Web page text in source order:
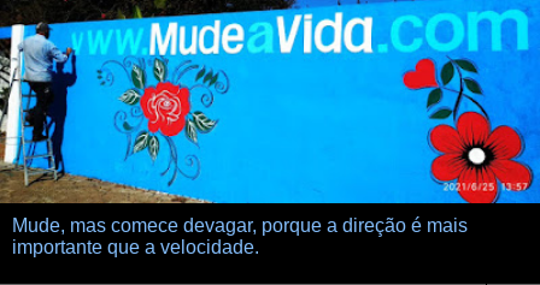
Mude, mas comece devagar, porque a direção é mais
importante que a velocidade.